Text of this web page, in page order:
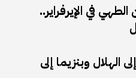
في الإيرفراير..
وبنزيما إلى